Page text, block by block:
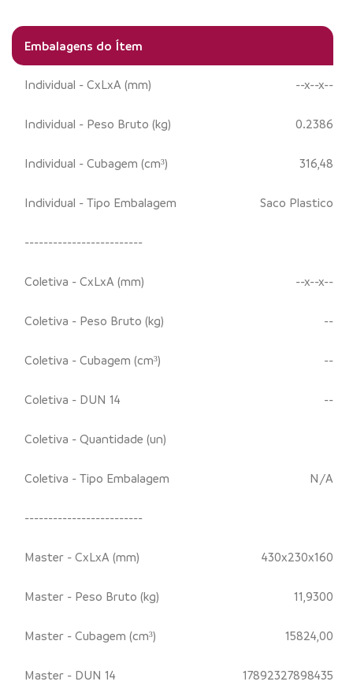
Embalagens do Ítem
Individual - CxLxA (mm) --x--x--
Individual - Peso Bruto (kg) 0.2386
Individual - Cubagem (cm³) 316,48
Individual - Tipo Embalagem Saco Plastico
-------------------------
Coletiva - CxLxA (mm) --x--x--
Coletiva - Peso Bruto (kg) --
Coletiva - Cubagem (cm³) --
Coletiva - DUN 14 --
Coletiva - Quantidade (un)
Coletiva - Tipo Embalagem N/A
-------------------------
Master - CxLxA (mm) 430x230x160
Master - Peso Bruto (kg) 11,9300
Master - Cubagem (cm³) 15824,00
Master - DUN 14 17892327898435